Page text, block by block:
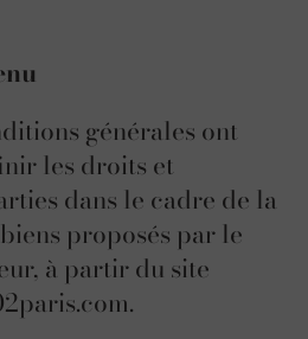
générales ont
les droits et
dans le cadre de la
proposés par le
à partir du site